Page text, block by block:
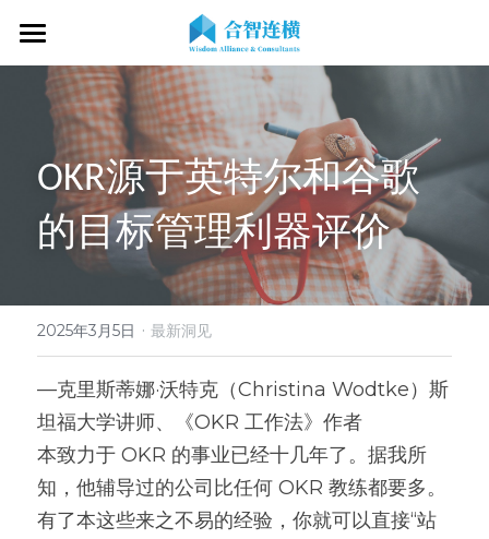
首页
关于我们
关于我们
OKR专家
客户见证
专业服务
OKR服务体系
OKR系统落地陪跑
OKR战略解码
OKR工作坊/定制培训
OKR教练认证/训战
经营分析会
高质量复盘
OKR教练认证
OKR证书查询
专家视频
专业书籍
在线课程
最新洞见
新闻动态
搜索
现在预约
OKR源于英特尔和谷歌
的目标管理利器评价
2025年3月5日 · 最新洞见
—克里斯蒂娜·沃特克（Christina Wodtke）斯
坦福大学讲师、《OKR 工作法》作者
本致力于 OKR 的事业已经十几年了。据我所
知，他辅导过的公司比任何 OKR 教练都要多。
有了本这些来之不易的经验，你就可以直接“站